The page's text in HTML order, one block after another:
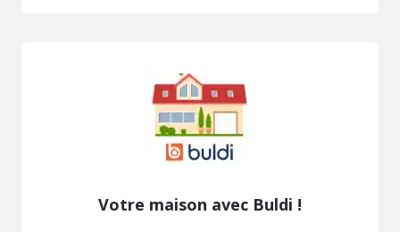
Votre maison avec Buldi !